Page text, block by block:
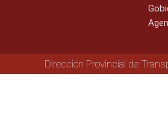
Dirección Provincial de